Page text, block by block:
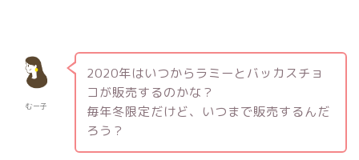
むー子
2020年はいつからラミーとバッカスチョ
コが販売するのかな？
毎年冬限定だけど、いつまで販売するんだ
ろう？